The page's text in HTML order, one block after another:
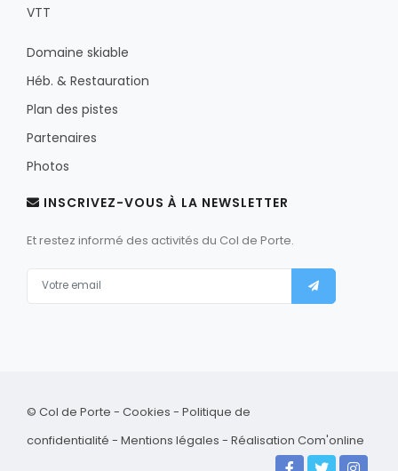
VTT
Domaine skiable
Héb. & Restauration
Plan des pistes
Partenaires
Photos
INSCRIVEZ-VOUS À LA NEWSLETTER
Et restez informé des activités du Col de Porte.
© Col de Porte - Cookies - Politique de
confidentialité - Mentions légales - Réalisation Com'online